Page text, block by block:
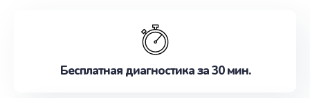
Бесплатная диагностика за 30 мин.